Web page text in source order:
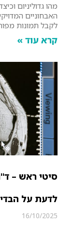
האבחוניים
לקבל תמונות
קרא עוד »
סיטי ראש –
לדעת על
16/10/2025